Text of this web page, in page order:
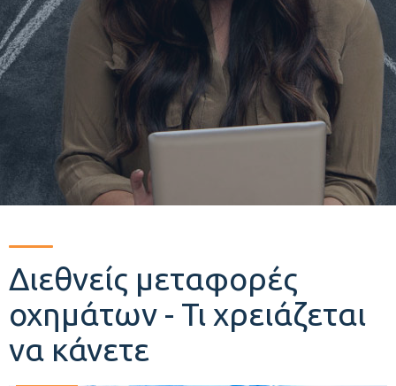
Διεθνείς μεταφορές
οχημάτων - Τι χρειάζεται
να κάνετε